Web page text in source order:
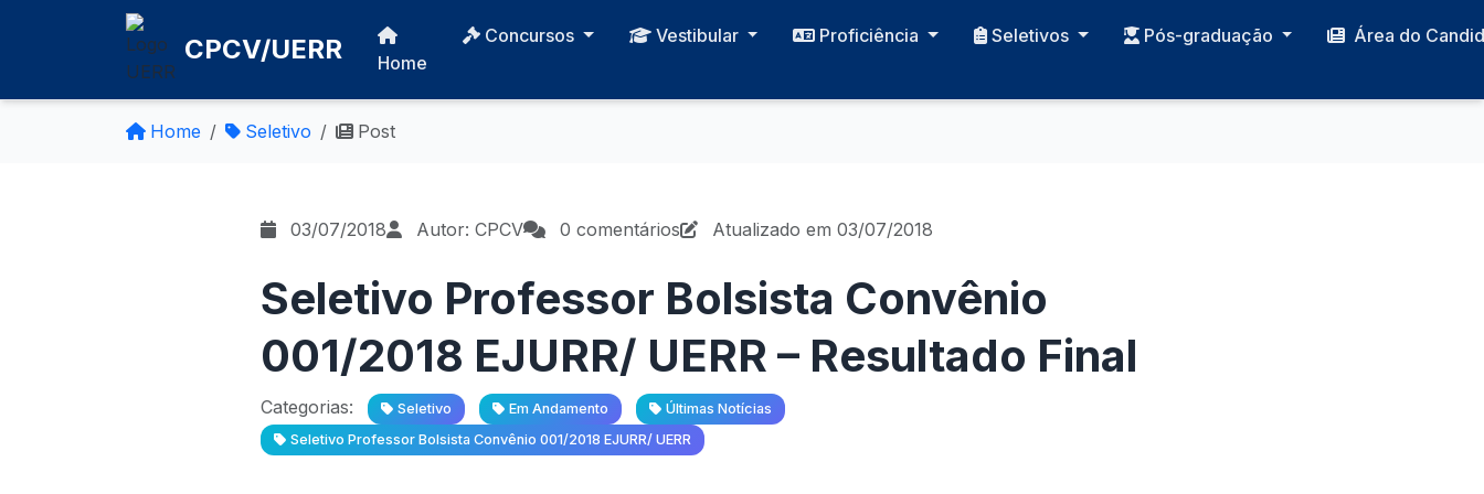
CPCV/UERR Home
Concursos Vestibular Proficiência Seletivos Pós-graduação Área do
Home Seletivo Post
03/07/2018 Autor: CPCV 0 comentários Atualizado em 03/07/2018
Seletivo Professor Bolsista Convênio
001/2018 EJURR/ UERR – Resultado Final
Categorias: Seletivo Em Andamento
Últimas Notícias
Seletivo Professor Bolsista Convênio 001/2018 EJURR/ UERR